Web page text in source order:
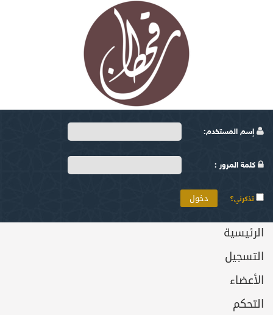
إسم المستخدم:
كلمة المرور :
تذكرني؟
الرئيسية
التسجيل
الأعضاء
التحكم